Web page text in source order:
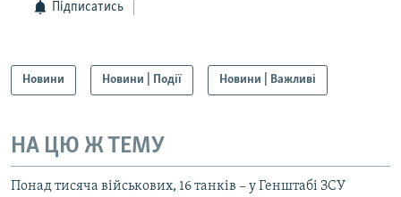
Підписатись
Новини Новини | Події Новини | Важливі
НА ЦЮ Ж ТЕМУ
Понад тисяча військових, 16 танків – у Генштабі ЗСУ